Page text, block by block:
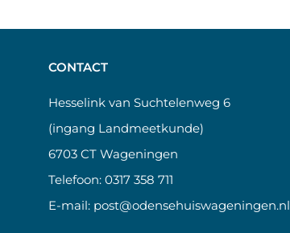
CONTACT
Hesselink van Suchtelenweg 6
(ingang Landmeetkunde)
6703 CT Wageningen
Telefoon: 0317 358 711
E-mail: post@odensehuiswageningen.nl